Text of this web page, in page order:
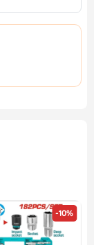
-10%